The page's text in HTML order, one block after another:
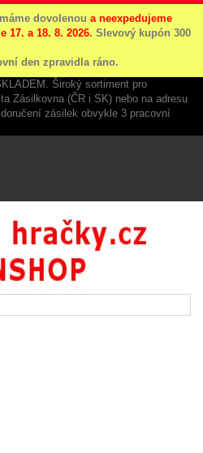
máme dovolenou a neexpedujeme
17. a 18. 8. 2026. Slevový kupón 300
den zpravidla ráno.